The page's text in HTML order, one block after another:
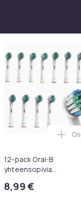
QC 2 AE 2, AE
12-pack Oral-B
yhteensopivia
8,99 €